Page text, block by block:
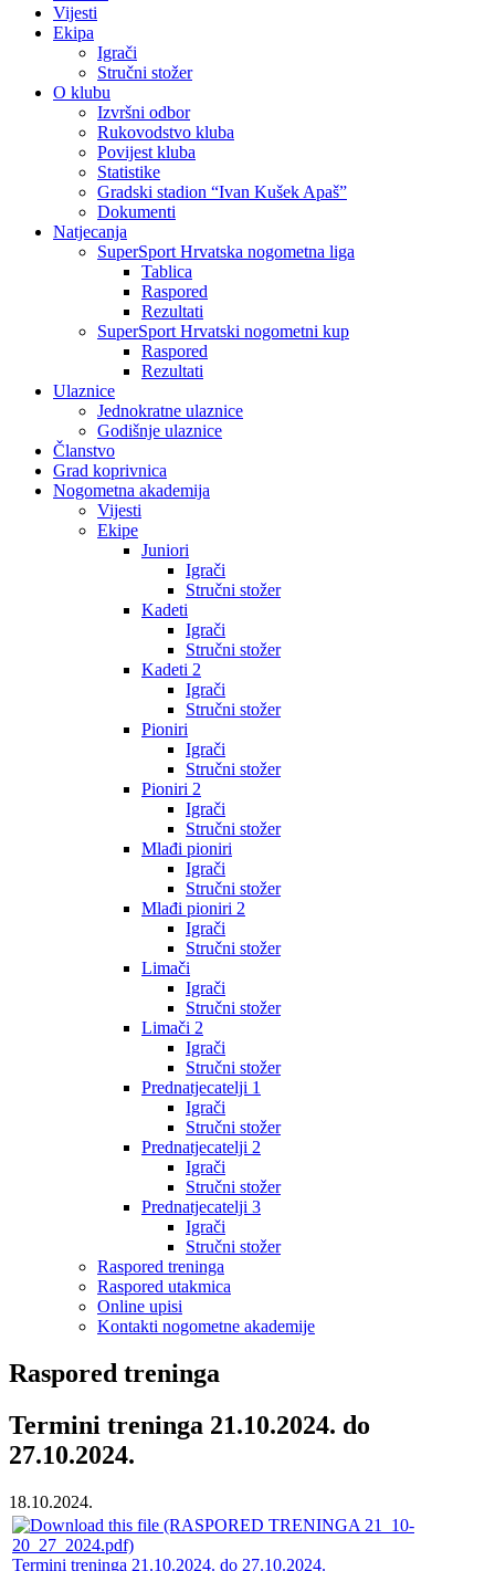
Vijesti
Ekipa
Igrači
Stručni stožer
O klubu
Izvršni odbor
Rukovodstvo kluba
Povijest kluba
Statistike
Gradski stadion “Ivan Kušek Apaš”
Dokumenti
Natjecanja
SuperSport Hrvatska nogometna liga
Tablica
Raspored
Rezultati
SuperSport Hrvatski nogometni kup
Raspored
Rezultati
Ulaznice
Jednokratne ulaznice
Godišnje ulaznice
Članstvo
Grad koprivnica
Nogometna akademija
Vijesti
Ekipe
Juniori
Igrači
Stručni stožer
Kadeti
Igrači
Stručni stožer
Kadeti 2
Igrači
Stručni stožer
Pioniri
Igrači
Stručni stožer
Pioniri 2
Igrači
Stručni stožer
Mlađi pioniri
Igrači
Stručni stožer
Mlađi pioniri 2
Igrači
Stručni stožer
Limači
Igrači
Stručni stožer
Limači 2
Igrači
Stručni stožer
Prednatjecatelji 1
Igrači
Stručni stožer
Prednatjecatelji 2
Igrači
Stručni stožer
Prednatjecatelji 3
Igrači
Stručni stožer
Raspored treninga
Raspored utakmica
Online upisi
Kontakti nogometne akademije
Raspored treninga
Termini treninga 21.10.2024. do
27.10.2024.
18.10.2024.
Termini treninga 21.10.2024. do 27.10.2024.